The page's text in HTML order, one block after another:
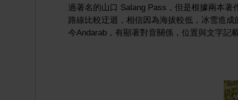
過著名的山口 Salang Pass，但是根據兩本著
路線比較迂迴，相信因為海拔較低，冰雪造
今Andarab，有顯著對音關係，位置與文字記